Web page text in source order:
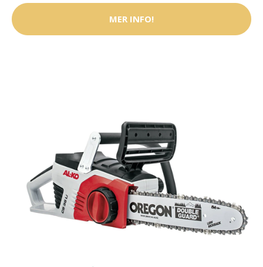
MER INFO!